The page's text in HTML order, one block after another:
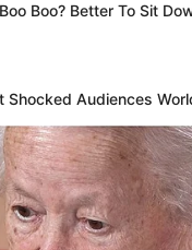
Boo? Better To Sit
Shocked Audiences